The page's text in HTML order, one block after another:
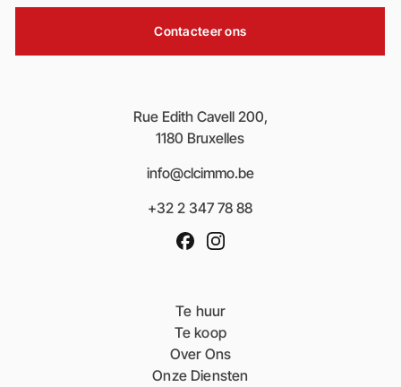
Contacteer ons
Te huur
Te koop
Over Ons
Onze Diensten
Rue Edith Cavell 200,
1180 Bruxelles
info@clcimmo.be
+32 2 347 78 88